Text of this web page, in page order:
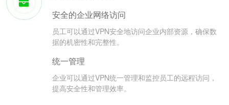
安全的企业网络访问
员工可以通过VPN安全地访问企业内部资源，确保数
据的机密性和完整性。
统一管理
企业可以通过VPN统一管理和监控员工的远程访问，
提高安全性和管理效率。